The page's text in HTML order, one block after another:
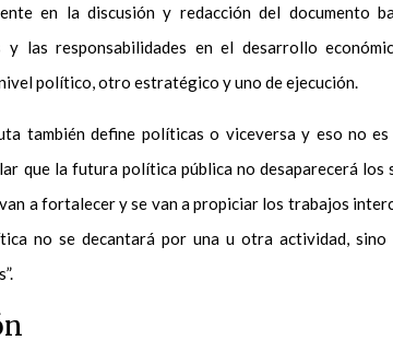
en la discusión y redacción del documento
las responsabilidades en el desarrollo
político, otro estratégico y uno de ejecución.
también define políticas o viceversa y eso no es
que la futura política pública no desaparecerá los
a fortalecer y se van a propiciar los trabajos
no se decantará por una u otra actividad, sino